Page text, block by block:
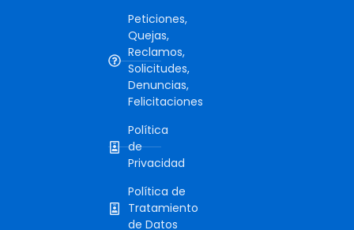
Peticiones,
Quejas,
Reclamos,
Solicitudes,
Denuncias,
Felicitaciones
Política
de
Privacidad
Política de
Tratamiento
de Datos